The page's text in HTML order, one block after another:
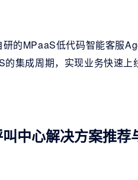
的MPaaS低代码智能客服
集成周期，实现业务快速上
中心解决方案推荐